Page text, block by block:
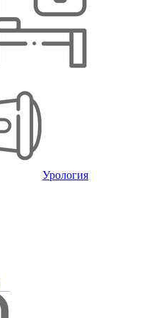
Урология